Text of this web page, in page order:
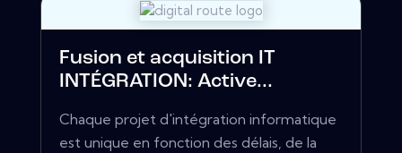
Fusion et acquisition IT
INTÉGRATION: Active...
Chaque projet d'intégration informatique
est unique en fonction des délais, de la